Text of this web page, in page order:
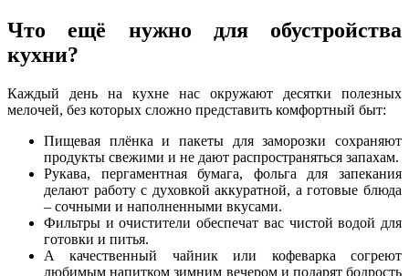
Что ещё нужно для обустройства
кухни?
Каждый день на кухне нас окружают десятки полезных
мелочей, без которых сложно представить комфортный быт:
Пищевая плёнка и пакеты для заморозки сохраняют
продукты свежими и не дают распространяться запахам.
Рукава, пергаментная бумага, фольга для запекания
делают работу с духовкой аккуратной, а готовые блюда
– сочными и наполненными вкусами.
Фильтры и очистители обеспечат вас чистой водой для
готовки и питья.
А качественный чайник или кофеварка согреют
любимым напитком зимним вечером и подарят бодрость